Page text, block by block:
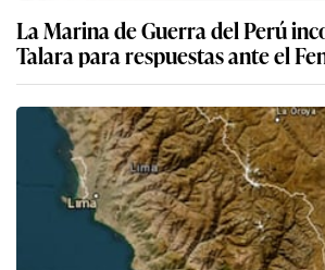
La Marina de Guerra del Perú
Talara para respuestas ante el